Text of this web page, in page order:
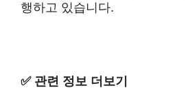
행하고 있습니다.
✅️ 관련 정보 더보기